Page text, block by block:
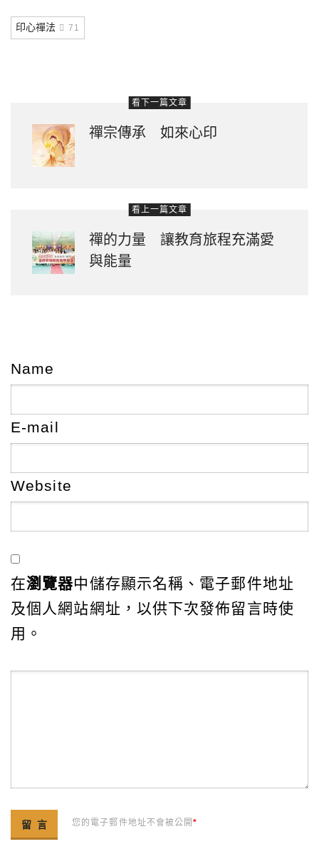
印心禪法 71
看下一篇文章
禪宗傳承 如來心印
看上一篇文章
禪的力量 讓教育旅程充滿愛
與能量
Name
E-mail
Website
在瀏覽器中儲存顯示名稱、電子郵件地址
及個人網站網址，以供下次發佈留言時使
用。
您的電子郵件地址不會被公開*